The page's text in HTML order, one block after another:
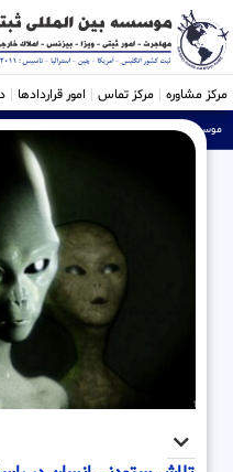
مرکز مشاوره مرکز تماس امور قراردادها
موسسه ثبتی، حقوقی و بین الملل Sabtta »تلاش